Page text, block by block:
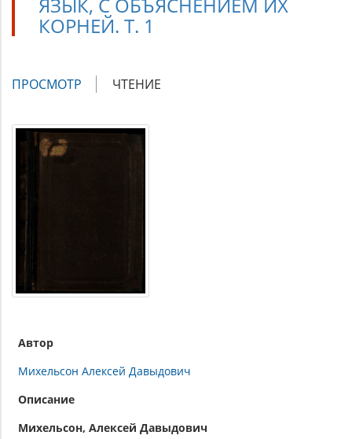
КОРНЕЙ. Т. 1
Главные
ПРОСМОТР (АКТИВНАЯ
ЧТЕНИЕ
Автор
Михельсон Алексей Давыдович
Описание
Михельсон, Алексей Давыдович